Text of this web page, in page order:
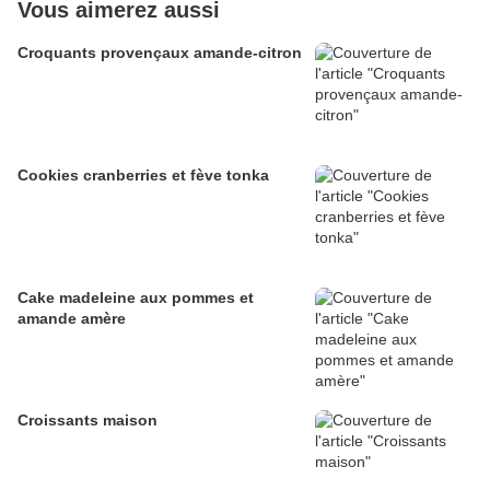
Vous aimerez aussi
Croquants provençaux amande-citron
Cookies cranberries et fève tonka
Cake madeleine aux pommes et
amande amère
Croissants maison